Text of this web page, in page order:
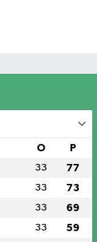
O P
33 77
33 73
33 69
33 59